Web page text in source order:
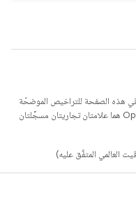
هذه الصفحة للتراخيص الموضحّة
. إنّ Java وOpenJDK هما علامتان تجاريتان مسجَّلتان